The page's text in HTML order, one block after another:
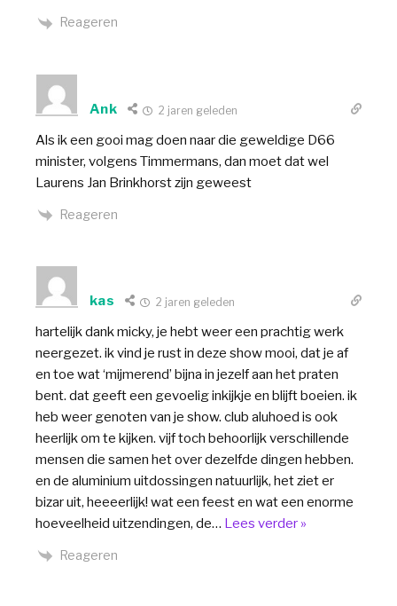
Reageren
Ank 2 jaren geleden
Als ik een gooi mag doen naar die geweldige D66
minister, volgens Timmermans, dan moet dat wel
Laurens Jan Brinkhorst zijn geweest
Reageren
kas 2 jaren geleden
hartelijk dank micky, je hebt weer een prachtig werk
neergezet. ik vind je rust in deze show mooi, dat je af
en toe wat ‘mijmerend’ bijna in jezelf aan het praten
bent. dat geeft een gevoelig inkijkje en blijft boeien. ik
heb weer genoten van je show. club aluhoed is ook
heerlijk om te kijken. vijf toch behoorlijk verschillende
mensen die samen het over dezelfde dingen hebben.
en de aluminium uitdossingen natuurlijk, het ziet er
bizar uit, heeeerlijk! wat een feest en wat een enorme
hoeveelheid uitzendingen, de… Lees verder »
Reageren